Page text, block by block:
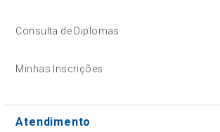
Consulta de Diplomas
Minhas Inscrições
Atendimento